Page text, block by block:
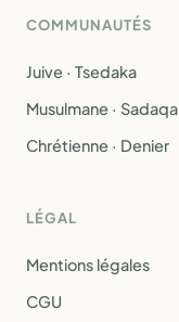
COMMUNAUTÉS
Juive · Tsedaka
Musulmane · Sadaqa
Chrétienne · Denier
LÉGAL
Mentions légales
CGU